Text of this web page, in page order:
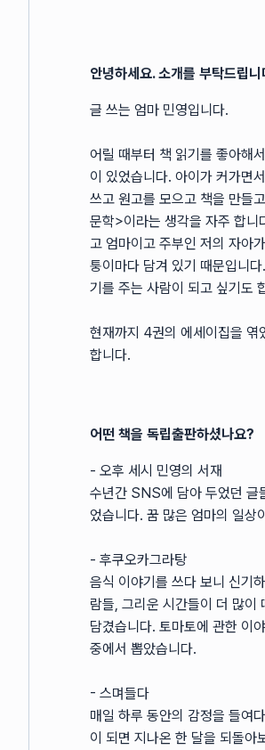
안녕하세요. 소개를 부탁드립니
글 쓰는 엄마 민영입니다.
어릴 때부터 책 읽기를 좋아해
이 있었습니다. 아이가 커가면
쓰고 원고를 모으고 책을 만들
문학>이라는 생각을 자주 합니
고 엄마이고 주부인 저의 자아
퉁이마다 담겨 있기 때문입니
기를 주는 사람이 되고 싶기도
현재까지 4권의 에세이집을 엮
합니다.
어떤 책을 독립출판하셨나요?
- 오후 세시 민영의 서재
수년간 SNS에 담아 두었던 글
었습니다. 꿈 많은 엄마의 일상
- 후쿠오카그라탕
음식 이야기를 쓰다 보니 신기
람들, 그리운 시간들이 더 많이
담겼습니다. 토마토에 관한 이
중에서 뽑았습니다.
- 스며들다
매일 하루 동안의 감정을 들여
이 되면 지나온 한 달을 되돌아